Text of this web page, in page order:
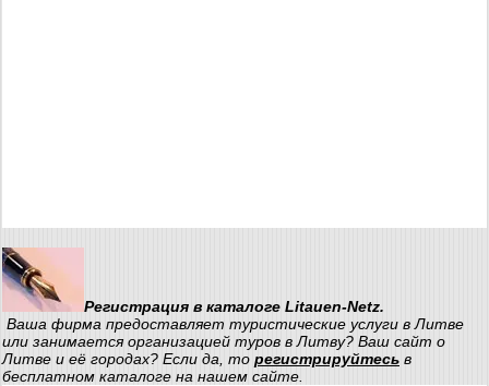
Регистрация в каталоге Litauen-Netz.
Ваша фирма предоставляет туристические услуги в Литве
или занимается организацией туров в Литву? Ваш сайт о
Литве и её городах? Если да, то регистрируйтесь в
бесплатном каталоге на нашем сайте.